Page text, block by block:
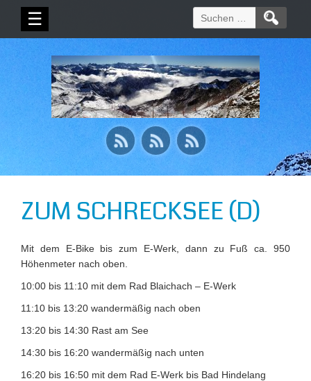
☰
Suchen
nach:
ZUM SCHRECKSEE (D)
Mit dem E-Bike bis zum E-Werk, dann zu Fuß ca. 950
Höhenmeter nach oben.
10:00 bis 11:10 mit dem Rad Blaichach – E-Werk
11:10 bis 13:20 wandermäßig nach oben
13:20 bis 14:30 Rast am See
14:30 bis 16:20 wandermäßig nach unten
16:20 bis 16:50 mit dem Rad E-Werk bis Bad Hindelang